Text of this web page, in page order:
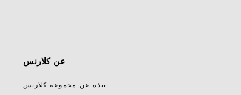
عن كلارنس
نبذة عن مجموعة كلارنس